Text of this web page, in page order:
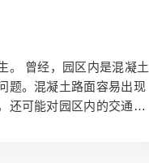
。 曾经，园区内是混凝土
题。混凝土路面容易出现
还可能对园区内的交通和